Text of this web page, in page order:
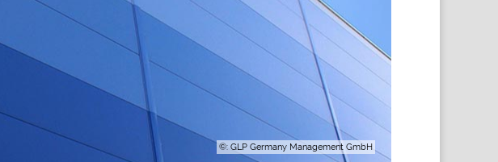
©: GLP Germany Management GmbH